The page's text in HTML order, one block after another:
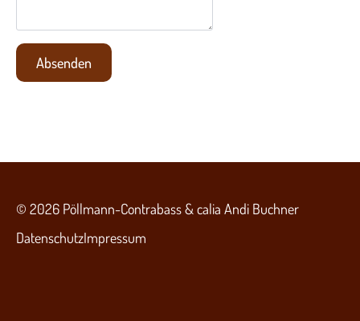
Absenden
© 2026 Pöllmann-Contrabass & calia Andi Buchner
DatenschutzImpressum